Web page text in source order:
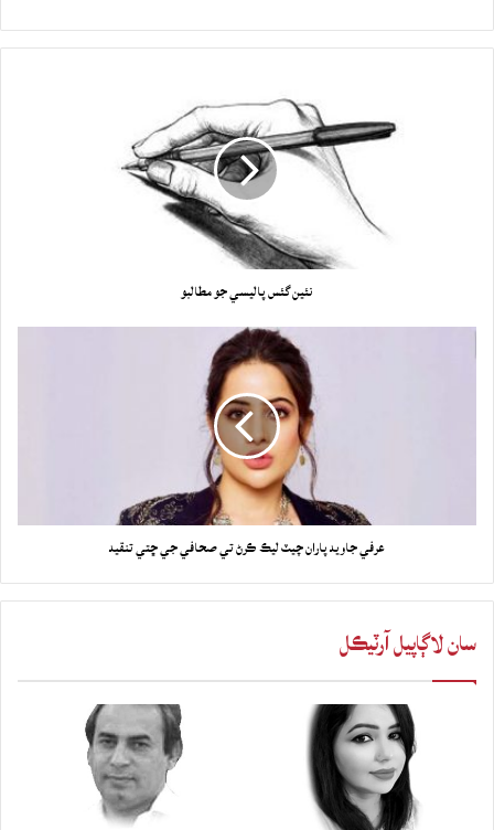
نئين گئس پاليسي جو مطالبو
عرفي جاويد پاران چيٽ ليڪ ڪرڻ تي صحافي جي ڇتي تنقيد
سان لاڳاپيل آرٽيڪل